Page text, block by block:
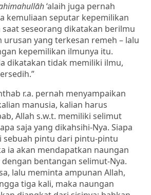
‘alaih juga pernah
kemuliaan seputar kepemilikan
seseorang dikatakan berilmu
urusan yang terkesan remeh – lalu
kepemilikan ilmunya itu.
dikatakan tidak memiliki ilmu,
r.a. pernah menyampaikan
manusia, kalian harus
Allah s.w.t. memiliki selimut
saja yang dikahsihi-Nya. Siapa
sebuah pintu dari pintu-pintu
ia akan mendapatkan naungan
dengan bentangan selimut-Nya.
lalu meminta ampunan Allah,
tiga kali, maka naungan